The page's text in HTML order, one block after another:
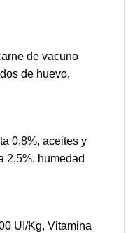
de vacuno
de huevo,
0,8%, aceites y
2,5%, humedad
UI/Kg, Vitamina